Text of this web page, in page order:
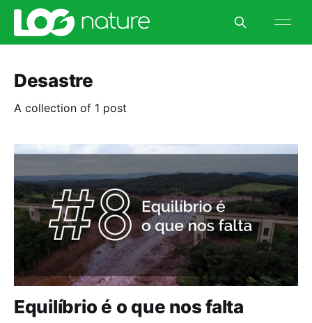
Desastre
A collection of 1 post
Equilíbrio é o que nos falta